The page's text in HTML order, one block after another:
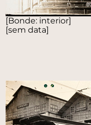
[Bonde: interior]
[sem data]